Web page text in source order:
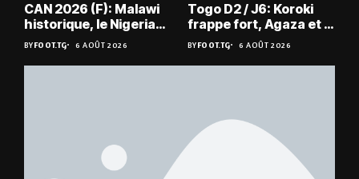
CAN 2026 (F): Malawi
historique, le Nigeria
sauvé, la Zambie
éliminée
BYFOOT.TG 6 AOÛT 2026
Togo D2 / J6: Koroki
frappe fort, Agaza et la
JCA assurent,
suspense avant Sara
FC – Doumbé FC
BYFOOT.TG 6 AOÛT 2026